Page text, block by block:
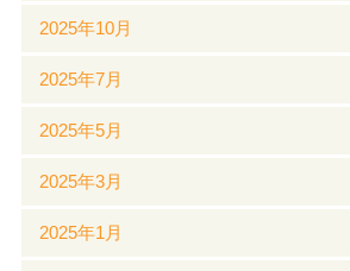
2025年10月
2025年7月
2025年5月
2025年3月
2025年1月